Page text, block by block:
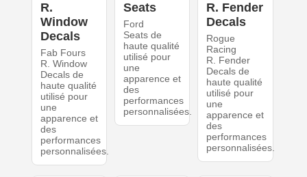
R.
Window
Decals
Fab Fours
R. Window
Decals de
haute qualité
utilisé pour
une
apparence et
des
performances
personnalisées.
Seats
Ford
Seats de
haute qualité
utilisé pour
une
apparence et
des
performances
personnalisées.
R. Fender
Decals
Rogue
Racing
R. Fender
Decals de
haute qualité
utilisé pour
une
apparence et
des
performances
personnalisées.